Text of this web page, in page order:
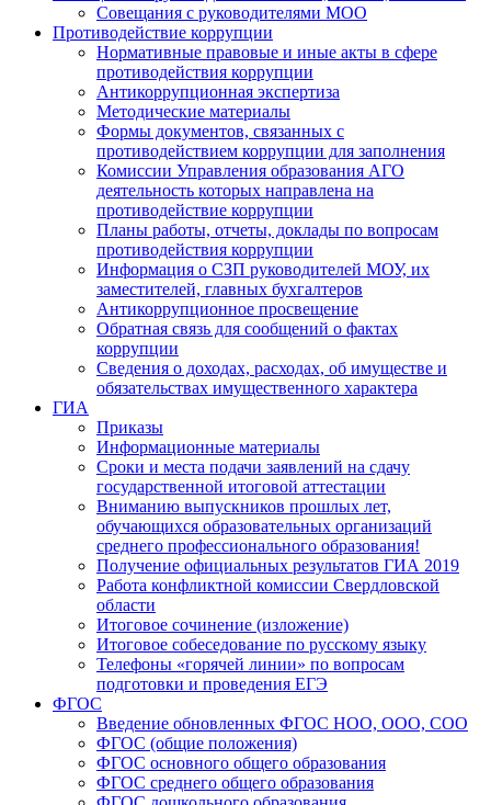
Совещания с руководителями МОО
Противодействие коррупции
Нормативные правовые и иные акты в сфере
противодействия коррупции
Антикоррупционная экспертиза
Методические материалы
Формы документов, связанных с
противодействием коррупции для заполнения
Комиссии Управления образования АГО
деятельность которых направлена на
противодействие коррупции
Планы работы, отчеты, доклады по вопросам
противодействия коррупции
Информация о СЗП руководителей МОУ, их
заместителей, главных бухгалтеров
Антикоррупционное просвещение
Обратная связь для сообщений о фактах
коррупции
Сведения о доходах, расходах, об имуществе и
обязательствах имущественного характера
ГИА
Приказы
Информационные материалы
Сроки и места подачи заявлений на сдачу
государственной итоговой аттестации
Вниманию выпускников прошлых лет,
обучающихся образовательных организаций
среднего профессионального образования!
Получение официальных результатов ГИА 2019
Работа конфликтной комиссии Свердловской
области
Итоговое сочинение (изложение)
Итоговое собеседование по русскому языку
Телефоны «горячей линии» по вопросам
подготовки и проведения ЕГЭ
ФГОС
Введение обновленных ФГОС НОО, ООО, СОО
ФГОС (общие положения)
ФГОС основного общего образования
ФГОС среднего общего образования